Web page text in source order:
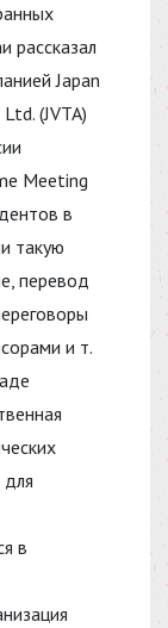
рассказал
Japan
(JVTA)
Meeting
в
такую
перевод
и т.
для
в